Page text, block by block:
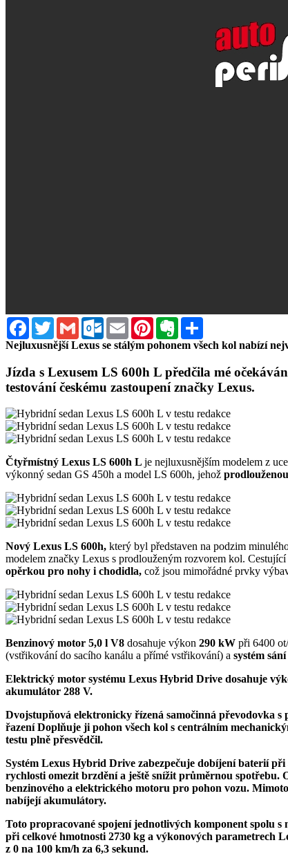
FacebookTwitterGmail Outlook.com
Email PinterestEvernote
Nejluxusnější Lexus se stálým pohonem všech kol nabízí
Jízda s Lexusem LS 600h L předčila mé
testování českému zastoupení značky Lexus.
Čtyřmístný Lexus LS 600h L je nejluxusnějším modelem z
výkonný sedan GS 450h a model LS 600h, jehož
Nový Lexus LS 600h, který byl představen na podzim
modelem značky Lexus s prodlouženým rozvorem kol. Cestující
opěrkou pro nohy i chodidla, což jsou mimořádné prvky
Benzinový motor 5,0 l V8 dosahuje výkon 290 kW při 6400
(vstřikování do sacího kanálu a přímé vstřikování) a systém
Elektrický motor systému Lexus Hybrid Drive dosahuje
akumulátor 288 V.
Dvojstupňová elektronicky řízená samočinná převodovka s
řazení Doplňuje ji pohon všech kol s centrálním
testu plně přesvědčil.
Systém Lexus Hybrid Drive zabezpečuje dobíjení baterií
rychlosti omezit brzdění a ještě snížit průměrnou spotřebu.
benzinového a elektrického motoru pro pohon vozu.
nabíjejí akumulátory.
Toto propracované spojení jednotlivých komponent spolu s
při celkové hmotnosti 2730 kg a výkonových parametrech
z 0 na 100 km/h za 6,3 sekund.